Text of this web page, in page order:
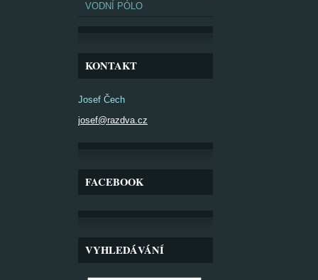
VODNÍ PÓLO
KONTAKT
Josef Čech
josef@razdva.cz
FACEBOOK
VYHLEDÁVÁNÍ